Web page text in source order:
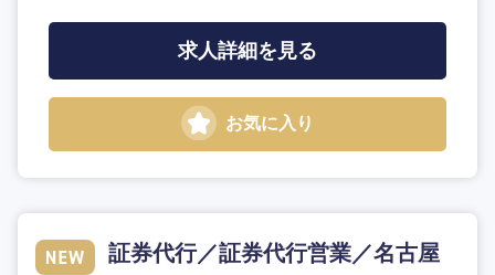
求人詳細を見る
お気に入り
証券代行／証券代行営業／名古屋